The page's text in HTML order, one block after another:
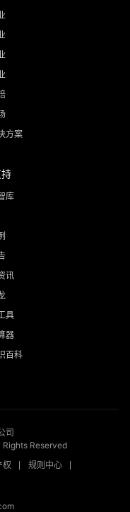
方案
库
讯
具
器
百科
司
Reserved
权
规则中心